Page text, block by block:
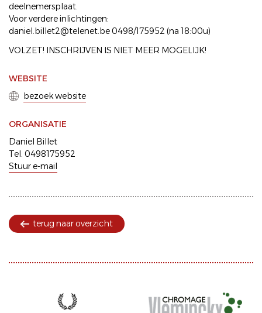
deelnemersplaat.
Voor verdere inlichtingen:
daniel.billet2@telenet.be 0498/175952 (na 18:00u)
VOLZET! INSCHRIJVEN IS NIET MEER MOGELIJK!
WEBSITE
bezoek website
ORGANISATIE
Daniel Billet
Tel. 0498175952
Stuur e-mail
terug naar overzicht